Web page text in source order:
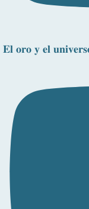
𝐄𝐥 𝐨𝐫𝐨 𝐲 𝐞𝐥